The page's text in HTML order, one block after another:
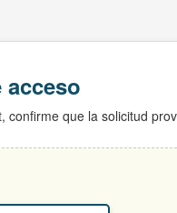
confirme que la solicitud